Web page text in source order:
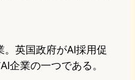
英国政府がAI採用促
企業の一つである。